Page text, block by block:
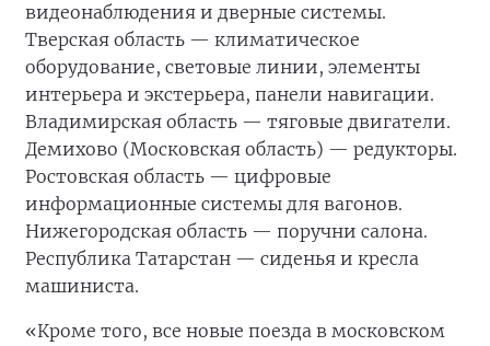
видеонаблюдения и дверные системы.
Тверская область — климатическое
оборудование, световые линии, элементы
интерьера и экстерьера, панели навигации.
Владимирская область — тяговые двигатели.
Демихово (Московская область) — редукторы.
Ростовская область — цифровые
информационные системы для вагонов.
Нижегородская область — поручни салона.
Республика Татарстан — сиденья и кресла
машиниста.
«Кроме того, все новые поезда в московском